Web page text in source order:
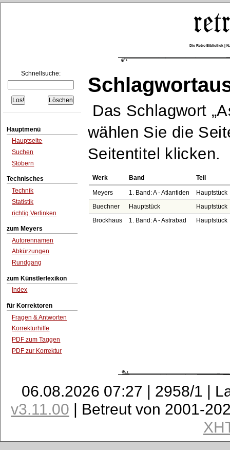
Die Retro-Bibliothek |
Schnellsuche:
Hauptmenü
Hauptseite
Suchen
Stöbern
Technisches
Technik
Statistik
richtig Verlinken
zum Meyers
Autorennamen
Abkürzungen
Rundgang
zum Künstlerlexikon
Index
für Korrektoren
Fragen & Antworten
Korrekturhilfe
PDF zum Taggen
PDF zur Korrektur
Das Schlagwort
wählen Sie die
Seitentitel klicken.
Werk Band Teil
Meyers 1. Band: A - Atlantiden
Hauptstück
Buechner
Hauptstück
Hauptstück
Brockhaus
1. Band: A - Astrabad Hauptstück
06.08.2026 07:27 | 2958/1 |
v3.11.00 | Betreut von 2001-